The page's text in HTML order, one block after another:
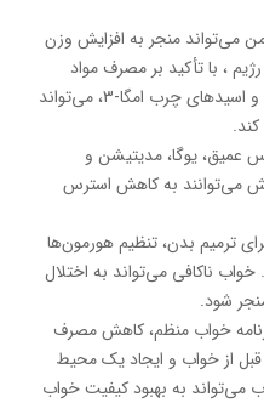
می‌تواند منجر به افزایش وزن
، با تأکید بر مصرف مواد
غذایی غنی از آنتی‌اکسیدان‌ها و اسیدهای چرب امگا-3، می‌تواند
عمیق، یوگا، مدیتیشن و
می‌توانند به کاهش استرس
ترمیم بدن، تنظیم هورمون‌ها
ناکافی می‌تواند به اختلال
شود.
خواب منظم، کاهش مصرف
قبل از خواب و ایجاد یک محیط
می‌تواند به بهبود کیفیت خواب